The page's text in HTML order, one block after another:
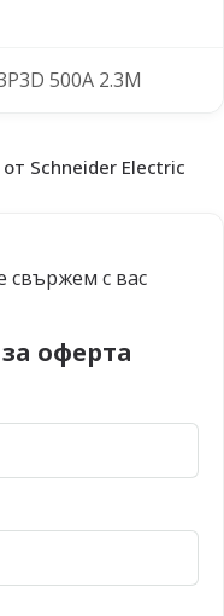
500A 2.3M
Schneider Electric
свържем с вас
оферта